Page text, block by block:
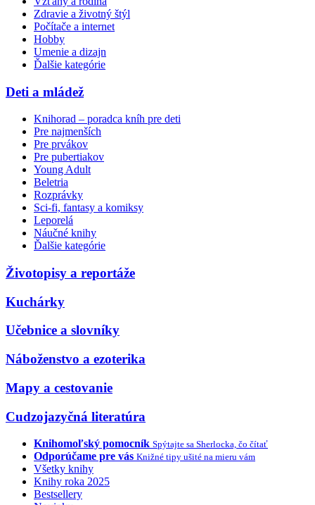
Zdravie a životný štýl
Počítače a internet
Hobby
Umenie a dizajn
Ďalšie kategórie
Deti a mládež
Knihorad – poradca kníh pre deti
Pre najmenších
Pre prvákov
Pre pubertiakov
Young Adult
Beletria
Rozprávky
Sci-fi, fantasy a komiksy
Leporelá
Náučné knihy
Ďalšie kategórie
Životopisy a reportáže
Kuchárky
Učebnice a slovníky
Náboženstvo a ezoterika
Mapy a cestovanie
Cudzojazyčná literatúra
Knihomoľský pomocník Spýtajte sa Sherlocka, čo čítať
Odporúčame pre vás Knižné tipy ušité na mieru vám
Všetky knihy
Knihy roka 2025
Bestsellery